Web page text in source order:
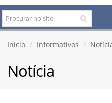
Início Informativos
Notícia